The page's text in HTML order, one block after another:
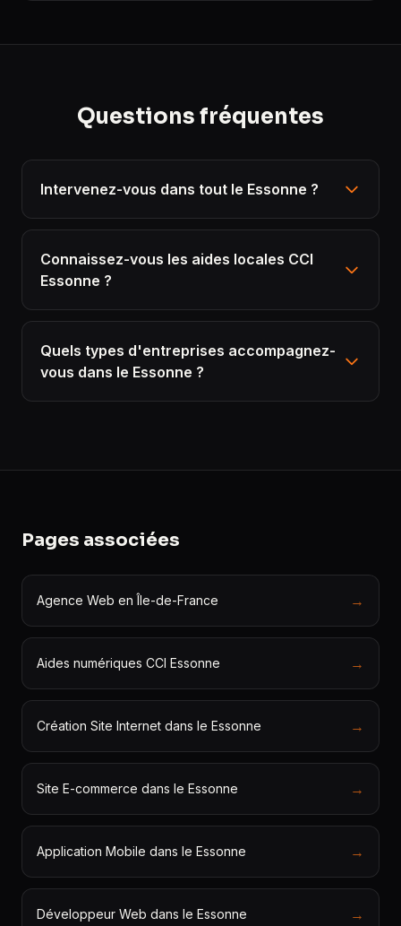
Questions fréquentes
Intervenez-vous dans tout le Essonne ?
Connaissez-vous les aides locales CCI
Essonne ?
Quels types d'entreprises accompagnez-
vous dans le Essonne ?
Pages associées
Agence Web en Île-de-France →
Aides numériques CCI Essonne →
Création Site Internet dans le Essonne →
Site E-commerce dans le Essonne →
Application Mobile dans le Essonne →
Développeur Web dans le Essonne →